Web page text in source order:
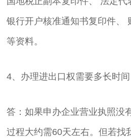
银行开户核准通知书复印件、
等资料。
4、办理进出口权需要多长时间
答：如果申办企业营业执照没
过程大约需60天左右。但若找